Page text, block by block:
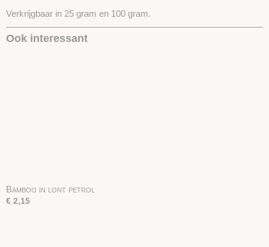
Verkrijgbaar in 25 gram en 100 gram.
Ook interessant
Bamboo in lont petrol
€ 2,15